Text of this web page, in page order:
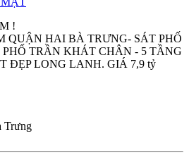
!
QUẬN HAI BÀ TRƯNG- SÁT PHỐ
TRẦN KHÁT CHÂN - 5 TẦNG
ĐẸP LONG LANH. GIÁ 7,9 tỷ
Trưng